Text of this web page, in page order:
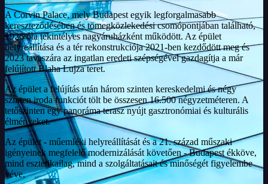
A Corvin Palace, mely Budapest egyik legforgalmasabb
kereszteződésében és tömegközlekedési csomópontjában található,
1926 óta tekintélyes nagyáruházként működött. Az épület
helyreállítása és a tér rekonstrukciója 2021-ben kezdődött meg és
2023 tavaszára az ingatlan eredeti szépségével gazdagítja a már
felújított Blaha Lujza teret.
Az épület a felújítás után három szinten kereskedelmi és négy
szinten iroda funkciót tölt be összesen 16.500 négyzetméteren. A
tetőszinten egy panoráma terasz nyújt gasztronómiai és kulturális
élményeket.
Az épület - műemléki helyreállítását és a 21. század műszaki
igényeinek megfelelő modernizálását követően - Budapest ékköve,
mind esztétikailag, mind a szolgáltatásait és minőségét figyelembe
véve.